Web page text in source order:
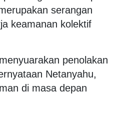
serangan
keamanan kolektif
penolakan
Netanyahu,
di masa depan